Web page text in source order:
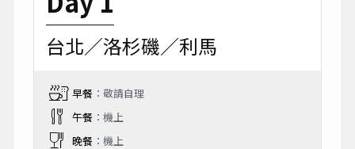
台北／洛杉磯／利馬
早餐：敬請自理
午餐：機上
晚餐：機上